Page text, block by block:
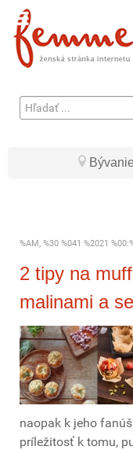
Hľadať
...
%AM, %30 %041 %2021
2 tipy na
malinami a
naopak k jeho
príležitosť k tomu,